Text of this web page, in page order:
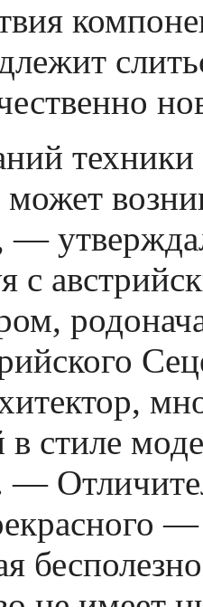
техники
может
—
с
в стиле
—
—